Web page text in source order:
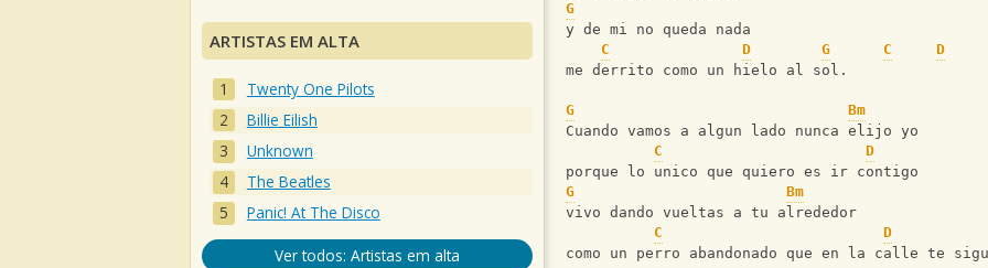
G
y de mi no queda nada
C
D G C
D
me derrito como un hielo al sol.
G
Bm
Cuando vamos a algun lado nunca elijo yo
C
D
porque lo unico que quiero es ir contigo
G
Bm
vivo dando vueltas a tu alrededor
C
D
como un perro abandonado que en la calle te
ARTISTAS EM ALTA
Twenty One Pilots
Billie Eilish
Unknown
The Beatles
Panic! At The Disco
Ver todos: Artistas em alta